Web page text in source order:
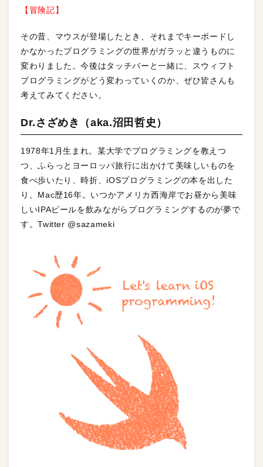
【冒険記】
その昔、マウスが登場したとき、それまでキーボードし
かなかったプログラミングの世界がガラッと違うものに
変わりました。今後はタッチバーと一緒に、スウィフト
プログラミングがどう変わっていくのか、ぜひ皆さんも
考えてみてください。
Dr.さざめき（aka.沼田哲史）
1978年1月生まれ。某大学でプログラミングを教えつ
つ、ふらっとヨーロッパ旅行に出かけて美味しいものを
食べ歩いたり、時折、iOSプログラミングの本を出した
り。Mac歴16年。いつかアメリカ西海岸でお昼から美味
しいIPAビールを飲みながらプログラミングするのが夢で
す。Twitter @sazameki